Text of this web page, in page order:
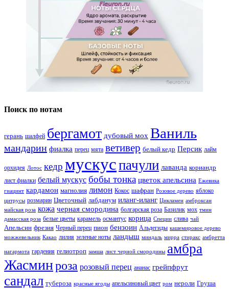
Поиск по нотам
герань шалфей бергамот дубовый мох Ваниль
мандарин фиалка перец мята ветивер белый кедр Персик лайм
орхидея Лотос кедр мускуспачули лаванда кориандр
лист фиалки белый мускус бобы тонка цветок апельсина Ежевика
гиацинт кардамон магнолия лимон Кокос шафран Розовое дерево яблоко
цитрусы розмарин Цветочный лабданум иланг-иланг Цикламен амброксан
майская роза кожа черная смородина болгарская роза Базилик мох тмин
дамасская роза белые цветы карамель османтус корица Специи слива чай
Апельсин фрезия Черный перец пион бензоин Альдегиды кашемировое дерево
можжевельник Какао лилия зеленые ноты ландыш миндаль мирра стиракс амбретта
нагармота гардения гелиотроп замша лист черной смородины амбра
Жасминроза розовый перец ананас грейпфрут
сандал тубероза красные ягоды апельсиновый цвет ром нероли Груша